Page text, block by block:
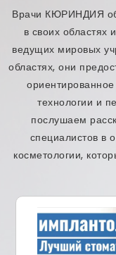
Врачи КЮРИНДИЯ
в своих
ведущих мировых
областях, они
технологии и
послушаем
специалистов в
косметологии,